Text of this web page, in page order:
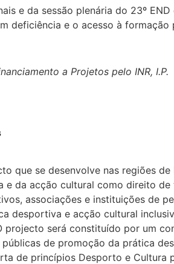
e da sessão plenária do 23º
deficiência e o acesso à formação
a Projetos pelo INR, I.P.
que se desenvolve nas regiões
da acção cultural como direito
associações e instituições de
desportiva e acção cultural
projecto será constituído por um
de promoção da prática
de princípios Desporto e Cultura